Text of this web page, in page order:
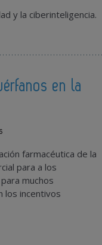
y la ciberinteligencia.
en la
farmacéutica de la
para a los
muchos
los incentivos